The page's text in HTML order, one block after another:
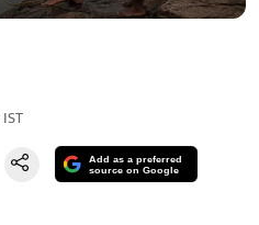
IST
Add as a preferred
source on Google